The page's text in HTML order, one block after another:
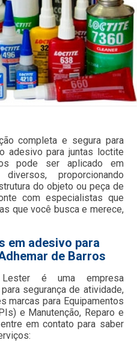
completa e segura para
adesivo para juntas loctite
pode ser aplicado em
proporcionando
do objeto ou peça de
com especialistas que
que você busca e merece,
em adesivo para
de Barros
é uma empresa
segurança de atividade,
marcas para Equipamentos
e Manutenção, Reparo e
em contato para saber